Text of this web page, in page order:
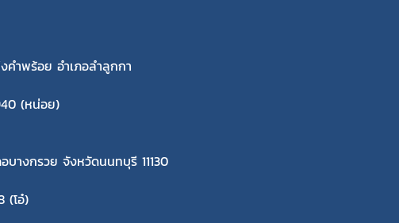
คำพร้อย อำเภอลำลูกกา
(หน่อย)
บางกรวย จังหวัดนนทบุรี 11130
(โอ๋)